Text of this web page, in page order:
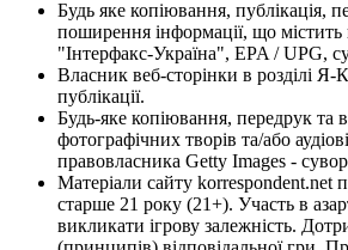
Будь яке копіювання, публікація,
поширення інформації, що
"Інтерфакс-Україна", EPA / UPG,
Власник веб-сторінки в розділі Я-
публікації.
Будь-яке копіювання, передрук та
фотографічних творів та/або
правовласника Getty Images -
Матеріали сайту korrespondent.net
старше 21 року (21+). Участь в
викликати ігрову залежність.